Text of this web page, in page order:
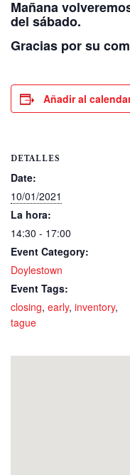
Mañana
del sábado.
Gracias por su
Añadir al
DETALLES
Date:
10/01/2021
La hora:
14:30 - 17:00
Event Category:
Doylestown
Event Tags:
closing, early, inventory,
tague